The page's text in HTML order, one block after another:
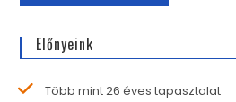
Előnyeink
Több mint 26 éves tapasztalat